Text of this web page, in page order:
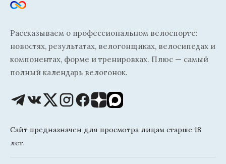
Рассказываем о профессиональном велоспорте:
новостях, результатах, велогонщиках, велосипедах и
компонентах, форме и тренировках. Плюс — самый
полный календарь велогонок.
Сайт предназначен для просмотра лицам старше 18
лет.